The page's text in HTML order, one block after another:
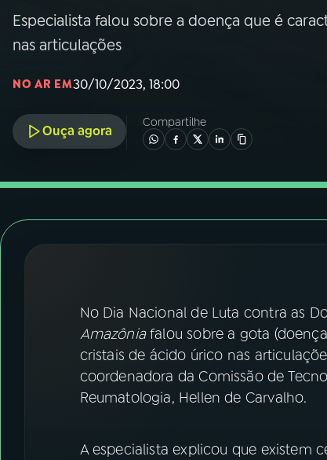
07ÚLTIMAS
ACOMPANHE A RÁDIO NACIONAL
YouTube Facebook
Instagram X
Especialista falou sobre a doença que é
nas articulações
NO AR EM30/10/2023, 18:00
Ouça agora
Compartilhe
No Dia Nacional de Luta contra as
Amazôniafalou sobre a gota
cristais de ácido úrico nas
coordenadora da Comissão de
Reumatologia, Hellen de Carvalho.
A especialista explicou que existem